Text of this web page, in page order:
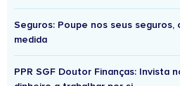
Seguros: Poupe nos seus seguros,
medida
PPR SGF Doutor Finanças: Invista